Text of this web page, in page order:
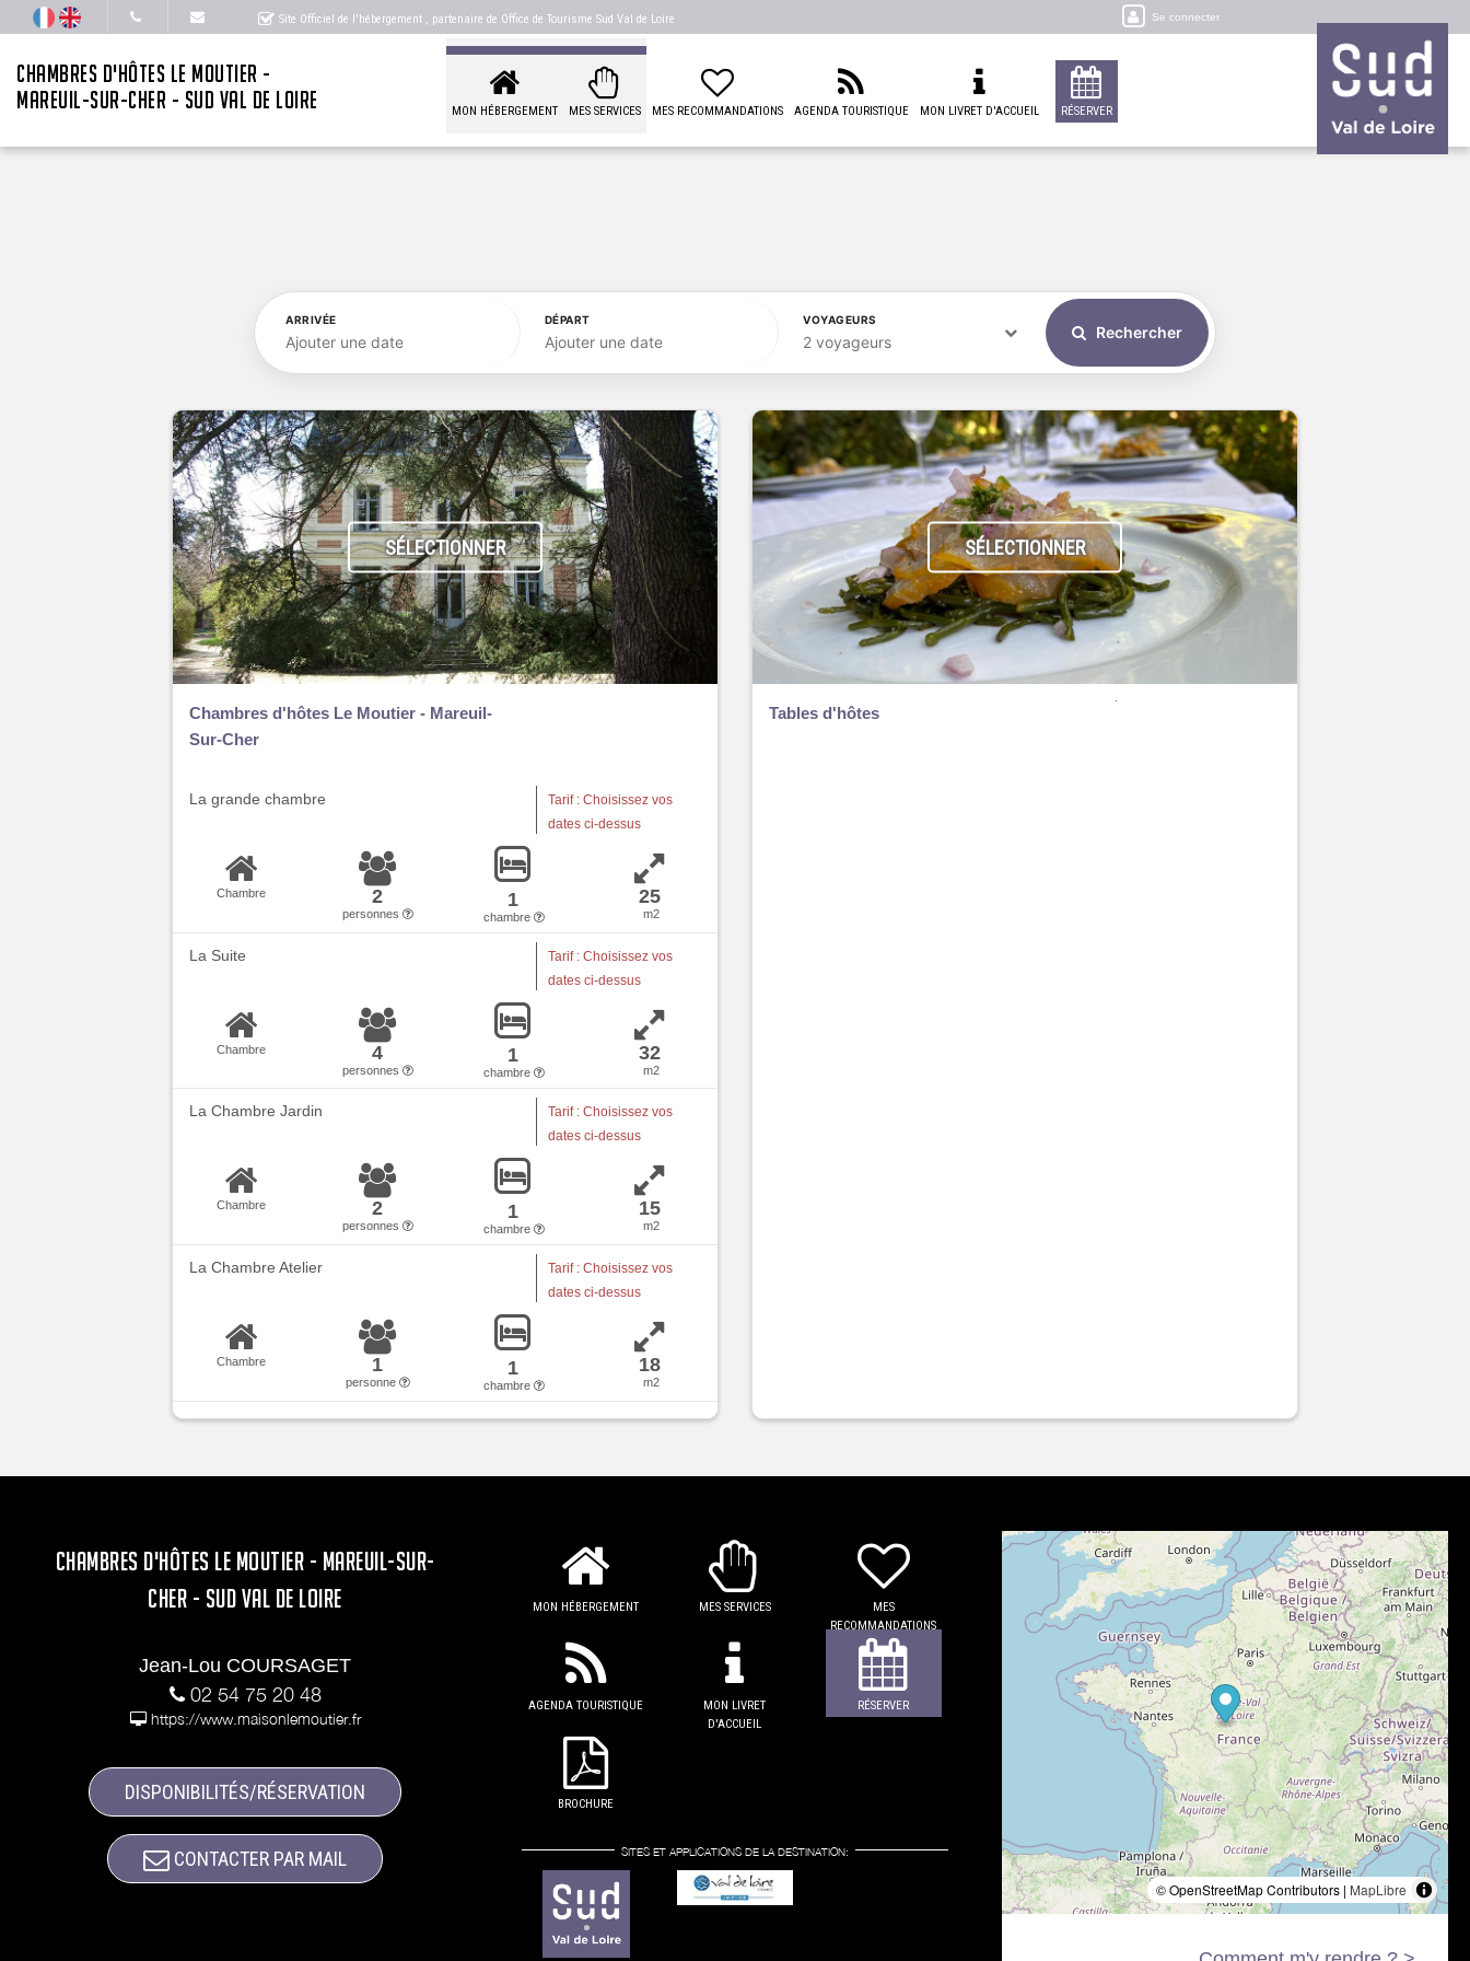
Site Officiel de l'hébergement , partenaire de Office de Tourisme Sud Val de Loire Se connecter
CHAMBRES D'HÔTES LE MOUTIER -
MAREUIL-SUR-CHER - SUD VAL DE LOIRE
MON HÉBERGEMENT MES SERVICES MES RECOMMANDATIONS AGENDA TOURISTIQUE MON LIVRET D'ACCUEIL RÉSERVER
ARRIVÉE
Ajouter une date
DÉPART
Ajouter une date
VOYAGEURS
2 voyageurs
Rechercher
SÉLECTIONNER
Chambres d'hôtes Le Moutier - Mareuil-
Sur-Cher
La grande chambre
Tarif : Choisissez vos
dates ci-dessus
Chambre 2
personnes
1
chambre
25
m2
La Suite
Tarif : Choisissez vos
dates ci-dessus
Chambre 4
personnes
1
chambre
32
m2
La Chambre Jardin
Tarif : Choisissez vos
dates ci-dessus
Chambre 2
personnes
1
chambre
15
m2
La Chambre Atelier
Tarif : Choisissez vos
dates ci-dessus
Chambre 1
personne
1
chambre
18
m2
SÉLECTIONNER
Tables d'hôtes
CHAMBRES D'HÔTES LE MOUTIER - MAREUIL-SUR-
CHER - SUD VAL DE LOIRE
Jean-Lou COURSAGET
02 54 75 20 48
https://www.maisonlemoutier.fr
DISPONIBILITÉS/RÉSERVATION
CONTACTER PAR MAIL
MON HÉBERGEMENT MES SERVICES
MES
RECOMMANDATIONS
AGENDA TOURISTIQUE
MON LIVRET
D'ACCUEIL
RÉSERVER
BROCHURE
SITES ET APPLICATIONS DE LA DESTINATION:
© OpenStreetMap Contributors | MapLibre